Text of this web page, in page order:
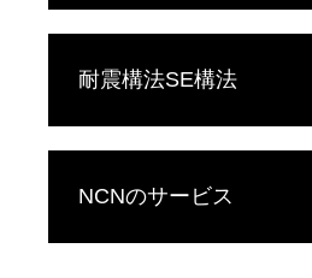
耐震構法SE構法
NCNのサービス